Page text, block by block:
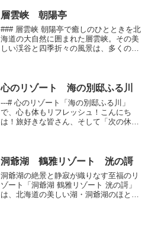
いますよね。ええ、そう...
層雲峡 朝陽亭
### 層雲峡 朝陽亭で癒しのひとときを北
海道の大自然に囲まれた層雲峡。その美
しい渓谷と四季折々の風景は、多くの観
した贅沢な空...
心のリゾート 海の別邸ふる川
---# 心のリゾート「海の別邸ふる川」
で、心も体もリフレッシュ！こんにち
は！旅好きな皆さん、そして「次の休み
をご紹介します。ちょっ...
洞爺湖 鶴雅リゾート 洸の謌
洞爺湖の絶景と静寂が織りなす至福のリ
ゾート「洞爺湖 鶴雅リゾート 洸の謌」
は、北海道の美しい湖・洞爺湖のほとり